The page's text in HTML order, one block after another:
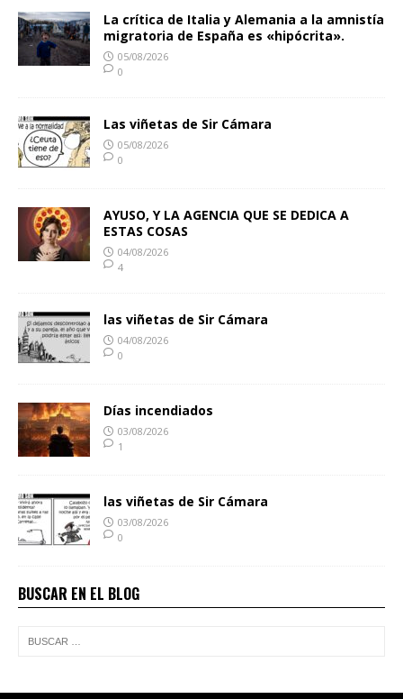
La crítica de Italia y Alemania a la amnistía
migratoria de España es «hipócrita».
05/08/2026
0
Las viñetas de Sir Cámara
05/08/2026
0
AYUSO, Y LA AGENCIA QUE SE DEDICA A
ESTAS COSAS
04/08/2026
4
las viñetas de Sir Cámara
04/08/2026
0
Días incendiados
03/08/2026
1
las viñetas de Sir Cámara
03/08/2026
0
BUSCAR EN EL BLOG